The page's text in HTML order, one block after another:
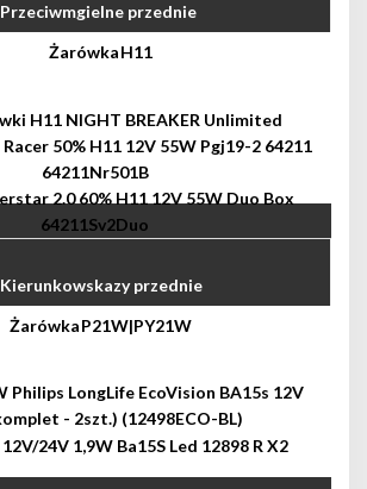
Przeciwmgielne przednie
H11
Kierunkowskazy przednie
P21W|PY21W